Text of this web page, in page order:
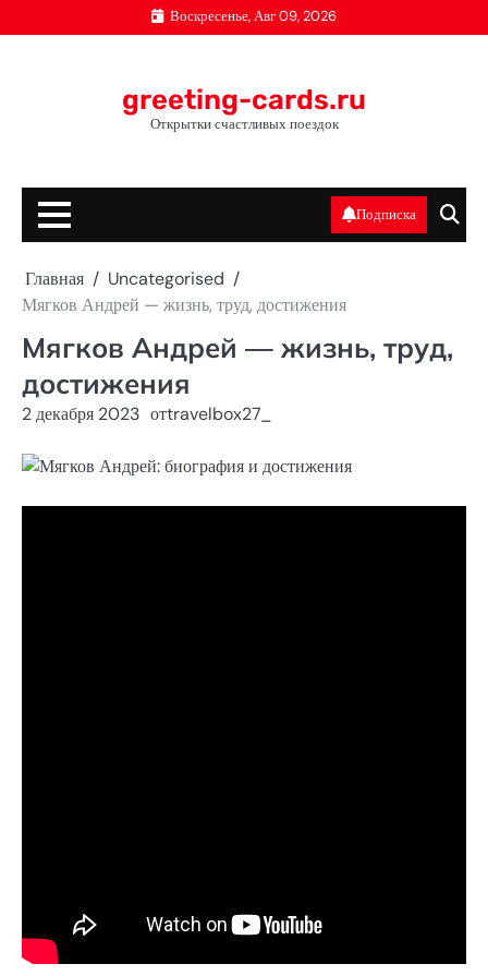
к
Воскресенье, Авг 09, 2026
greeting-cards.ru
Открытки счастливых поездок
Подписка
Главная
Uncategorised
Мягков Андрей — жизнь, труд, достижения
Мягков Андрей — жизнь, труд,
достижения
2 декабря 2023 отtravelbox27_